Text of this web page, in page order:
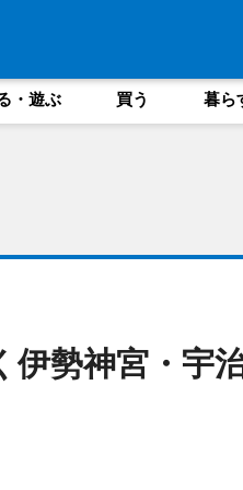
・遊ぶ 買う 暮ら
伊勢神宮・宇